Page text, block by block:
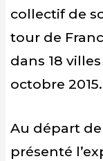
collectif de
tour de
dans 18
octobre 2015.
Au départ
présenté